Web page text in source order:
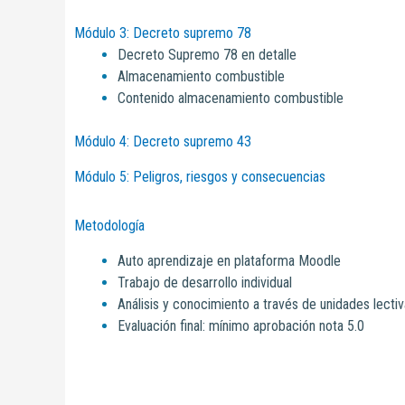
Módulo 3: Decreto supremo 78
Decreto Supremo 78 en detalle
Almacenamiento combustible
Contenido almacenamiento combustible
Módulo 4: Decreto supremo 43
Módulo 5: Peligros, riesgos y consecuencias
Metodología
Auto aprendizaje en plataforma Moodle
Trabajo de desarrollo individual
Análisis y conocimiento a través de unidades
Evaluación final: mínimo aprobación nota 5.0